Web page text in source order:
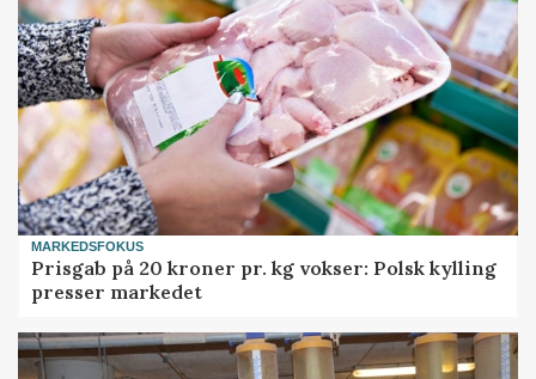
MARKEDSFOKUS
Prisgab på 20 kroner pr. kg vokser: Polsk kylling
presser markedet